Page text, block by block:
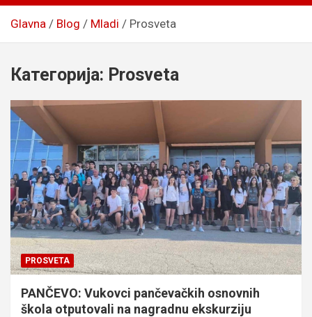
Glavna Blog Mladi Prosveta
Категорија: Prosveta
PROSVETA
PANČEVO: Vukovci pančevačkih osnovnih
škola otputovali na nagradnu ekskurziju